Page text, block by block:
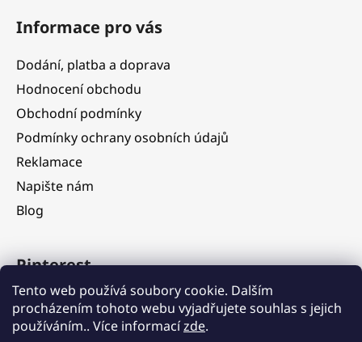
Tento web používá soubory cookie. Dalším
procházením tohoto webu vyjadřujete souhlas s jejich
používáním.. Více informacízde.
Informace pro vás
Dodání, platba a doprava
Hodnocení obchodu
Obchodní podmínky
Podmínky ochrany osobních údajů
Reklamace
Napište nám
Blog
Pinterest